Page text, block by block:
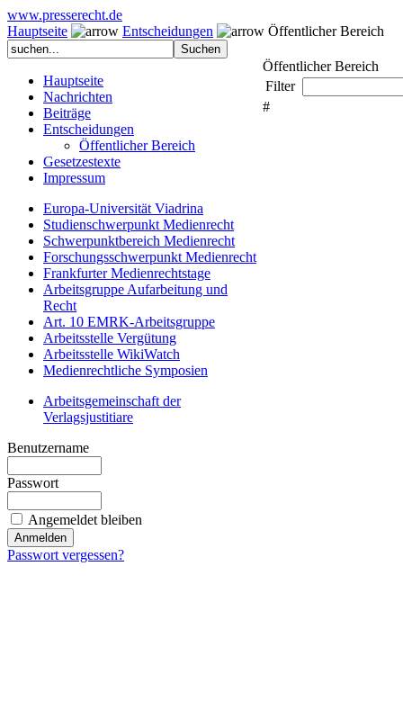
www.presserecht.de
Hauptseite
Entscheidungen Öffentlicher Bereich
Hauptseite
Nachrichten
Beiträge
Entscheidungen
Öffentlicher Bereich
Gesetzestexte
Impressum
Europa-Universität Viadrina
Studienschwerpunkt Medienrecht
Schwerpunktbereich Medienrecht
Forschungsschwerpunkt Medienrecht
Frankfurter Medienrechtstage
Arbeitsgruppe Aufarbeitung und
Recht
Art. 10 EMRK-Arbeitsgruppe
Arbeitsstelle Vergütung
Arbeitsstelle WikiWatch
Medienrechtliche Symposien
Arbeitsgemeinschaft der
Verlagsjustitiare
Benutzername
Passwort
Angemeldet bleiben
Passwort vergessen?
Öffentlicher Bereich
Filter
#